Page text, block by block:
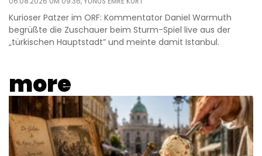
Kurioser Patzer im ORF: Kommentator Daniel Warmuth
begrüßte die Zuschauer beim Sturm-Spiel live aus der
„türkischen Hauptstadt” und meinte damit Istanbul.
more